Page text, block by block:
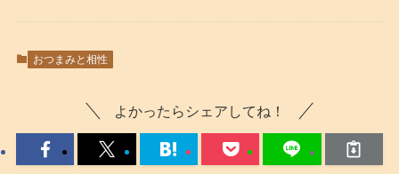
おつまみと相性
よかったらシェアしてね！